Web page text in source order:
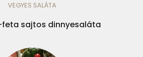
VEGYES SALÁTA
feta sajtos dinnyesaláta